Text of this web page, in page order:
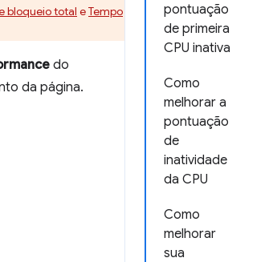
pontuação
de primeira
CPU inativa
Como
melhorar a
pontuação
de
inatividade
da CPU
Como
melhorar
sua
bloqueio total eTempo
do
da página.